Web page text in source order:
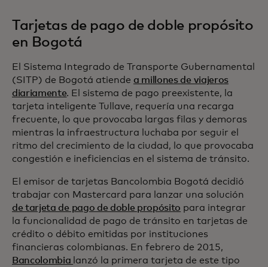
Tarjetas de pago de doble propósito
en Bogotá
El Sistema Integrado de Transporte Gubernamental
(SITP) de Bogotá atiende a millones de viajeros
diariamente. El sistema de pago preexistente, la
tarjeta inteligente Tullave, requería una recarga
frecuente, lo que provocaba largas filas y demoras
mientras la infraestructura luchaba por seguir el
ritmo del crecimiento de la ciudad, lo que provocaba
congestión e ineficiencias en el sistema de tránsito.
El emisor de tarjetas Bancolombia Bogotá decidió
trabajar con Mastercard para lanzar una solución
de tarjeta de pago de doble propósito para integrar
la funcionalidad de pago de tránsito en tarjetas de
crédito o débito emitidas por instituciones
financieras colombianas. En febrero de 2015,
Bancolombia lanzó la primera tarjeta de este tipo